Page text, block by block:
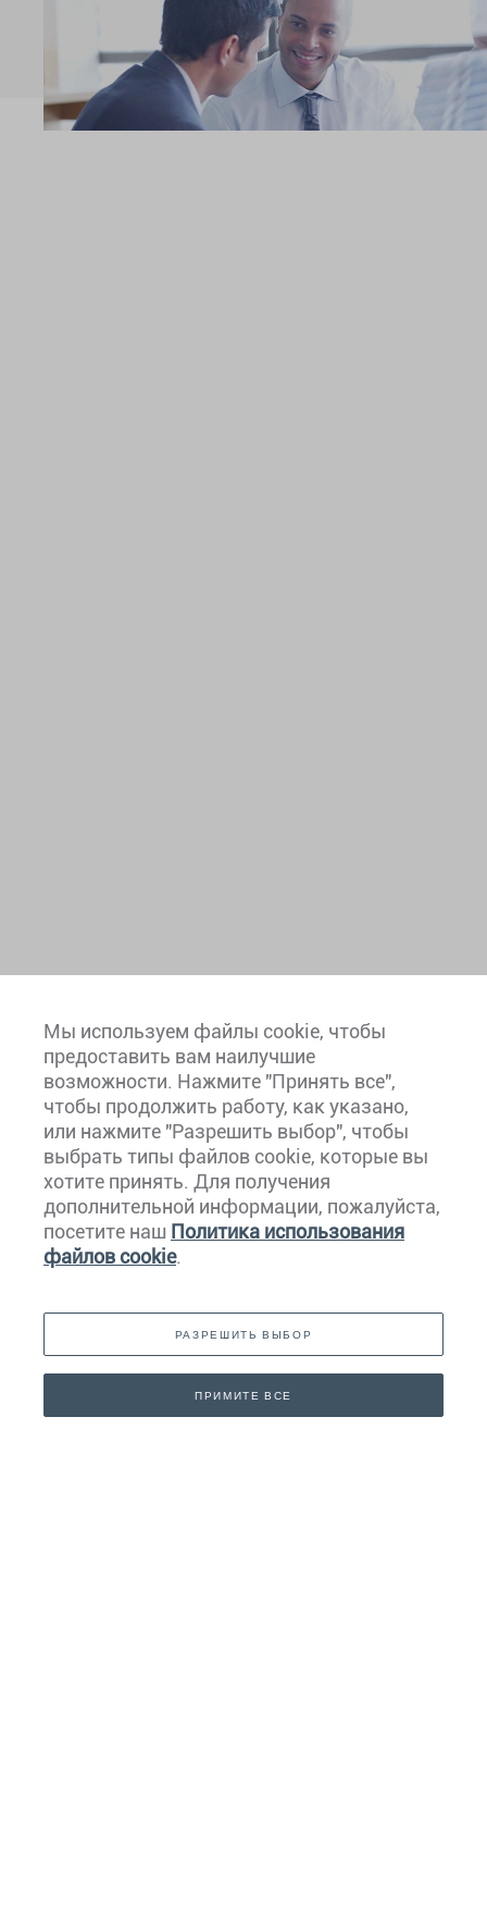
Европа
Карибский Бассейн
Мы используем файлы cookie, чтобы
предоставить вам наилучшие
возможности. Нажмите "Принять все",
чтобы продолжить работу, как указано,
или нажмите "Разрешить выбор", чтобы
выбрать типы файлов cookie, которые вы
хотите принять. Для получения
дополнительной информации, пожалуйста,
посетите наш Политика использования
файлов cookie.
РАЗРЕШИТЬ ВЫБОР
ПРИМИТЕ ВСЕ